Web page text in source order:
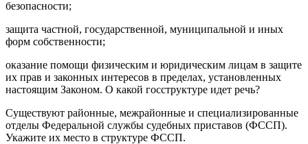
безопасности;
защита частной, государственной, муниципальной и иных
форм собственности;
оказание помощи физическим и юридическим лицам в защите
их прав и законных интересов в пределах, установленных
настоящим Законом. О какой госструктуре идет речь?
Существуют районные, межрайонные и специализированные
отделы Федеральной службы судебных приставов (ФССП).
Укажите их место в структуре ФССП.